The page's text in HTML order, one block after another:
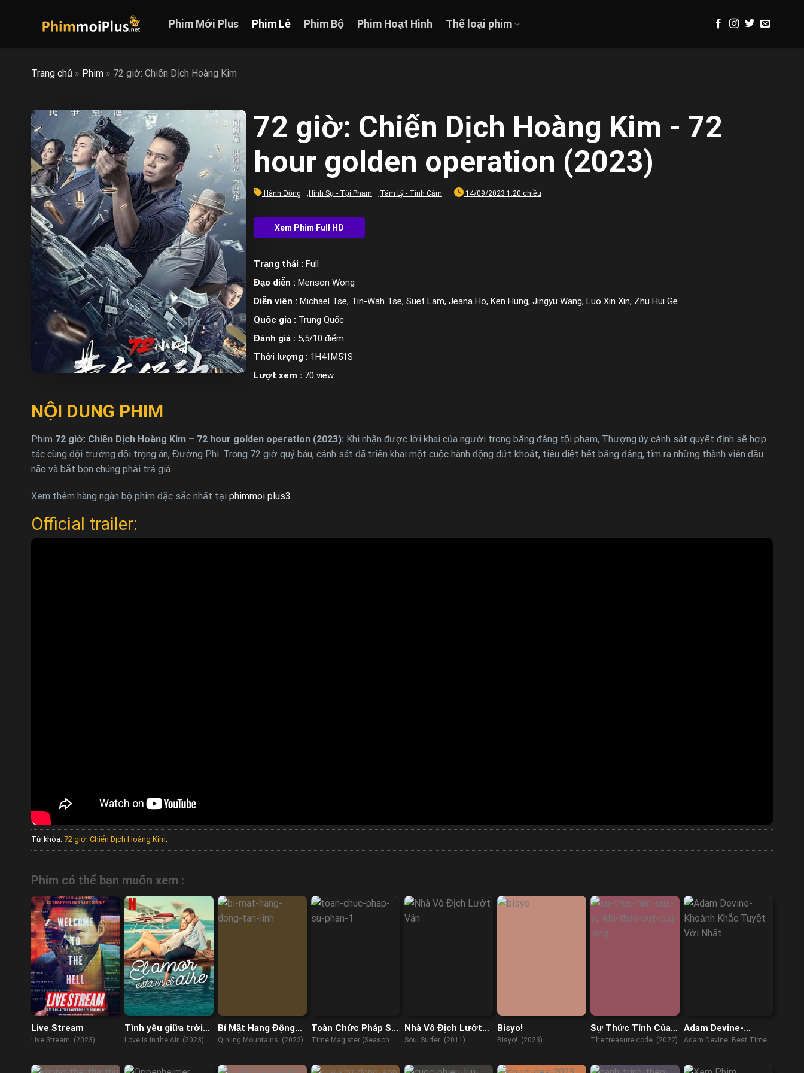
Phim Mới Plus Phim Lẻ Phim Bộ Phim Hoạt Hình Thể loại phim
Trang chủ » Phim » 72 giờ: Chiến Dịch Hoàng Kim
72 giờ: Chiến Dịch Hoàng Kim - 72
hour golden operation (2023)
Hành Động Hình Sự - Tội Phạm Tâm Lý - Tình Cảm 14/09/2023 1:20 chiều
Trạng thái : Full
Đạo diễn : Menson Wong
Diễn viên : Michael Tse, Tin-Wah Tse, Suet Lam, Jeana Ho, Ken Hung, Jingyu Wang, Luo Xin Xin, Zhu Hui Ge
Quốc gia : Trung Quốc
Đánh giá : 5,5/10 điểm
Thời lượng : 1H41M51S
Lượt xem : 70 view
NỘI DUNG PHIM
Phim 72 giờ: Chiến Dịch Hoàng Kim – 72 hour golden operation (2023): Khi nhận được lời khai của người trong băng đảng tội phạm, Thượng úy cảnh sát quyết định sẽ hợp
tác cùng đội trưởng đội trọng án, Đường Phi. Trong 72 giờ quý báu, cảnh sát đã triển khai một cuộc hành động dứt khoát, tiêu diệt hết băng đảng, tìm ra những thành viên đầu
não và bắt bọn chúng phải trả giá.
Xem thêm hàng ngàn bộ phim đặc sắc nhất tại phimmoi plus3
Official trailer:
Từ khóa: 72 giờ: Chiến Dịch Hoàng Kim
Phim có thể bạn muốn xem :
Live Stream
Live Stream (2023)
Tình yêu giữa trời
xanh
Love is in the Air (2023)
Bí Mật Hang Động
Tần Lĩnh
Qinling Mountains (2022)
Toàn Chức Pháp Sư
(Phần 1)
Time Magister (Season 1)
Nhà Vô Địch Lướt
Ván
Soul Surfer (2011)
Bisyo!
Bisyo! (2023)
Sự Thức Tỉnh Của
Vũ Khí Thần Bút
The treasure code (2022)
Adam Devine-
Khoảnh Khắc Tuyệt
Adam Devine: Best Time